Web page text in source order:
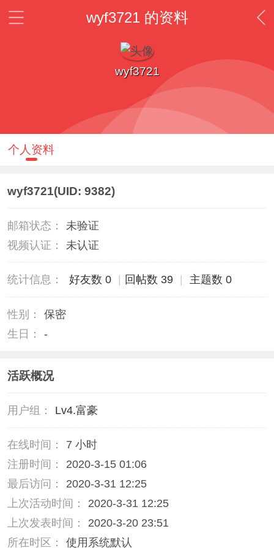
wyf3721 的资料
wyf3721
个人资料
wyf3721(UID: 9382)
邮箱状态：
未验证
视频认证：
未认证
统计信息： 好友数 0 回帖数 39 主题数 0
性别：
保密
生日：
-
活跃概况
用户组： Lv4.富豪
在线时间：
7 小时
注册时间：
2020-3-15 01:06
最后访问：
2020-3-31 12:25
上次活动时间：
2020-3-31 12:25
上次发表时间：
2020-3-20 23:51
所在时区：
使用系统默认